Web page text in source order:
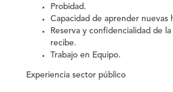
Probidad.
Capacidad de aprender nuevas
Reserva y confidencialidad de
recibe.
Trabajo en Equipo.
Experiencia sector público